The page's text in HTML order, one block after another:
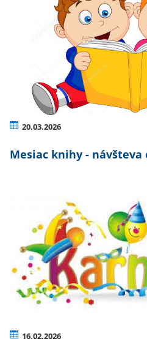
20.03.2026
Mesiac knihy - návšteva
16.02.2026